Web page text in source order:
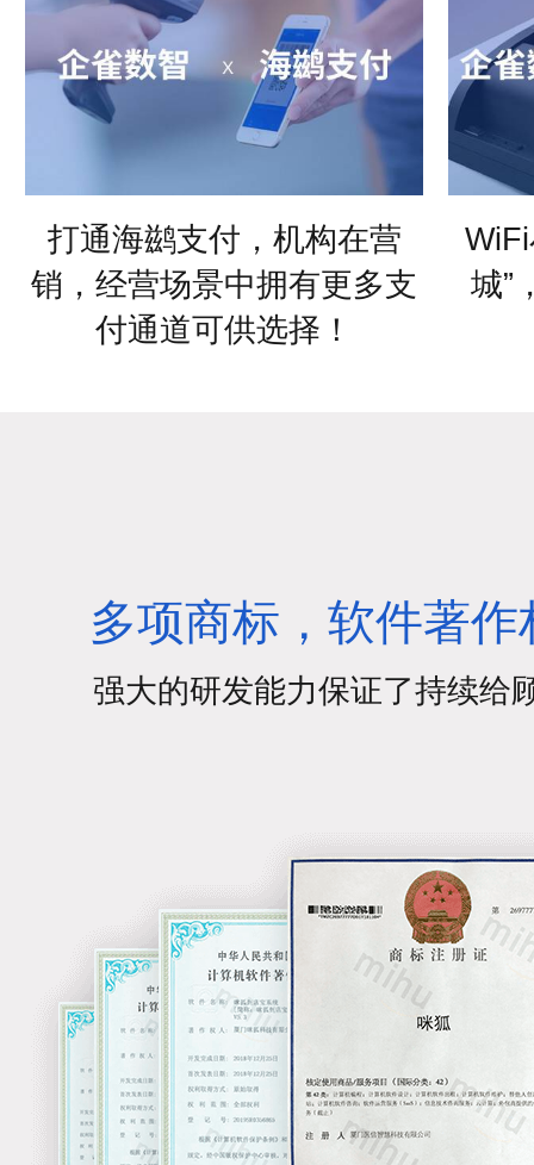
打通海鹚支付，机构在营
销，经营场景中拥有更多支
付通道可供选择！
城”
多项商标，软件著
强大的研发能力保证了持续给